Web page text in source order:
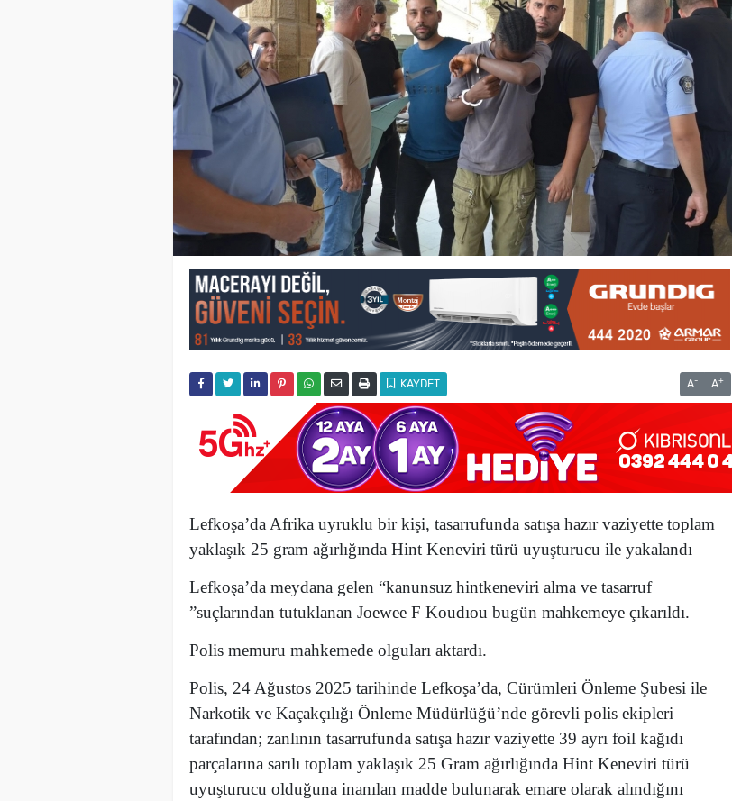
KAYDET A- A+
Lefkoşa’da Afrika uyruklu bir kişi, tasarrufunda satışa hazır vaziyette toplam
yaklaşık 25 gram ağırlığında Hint Keneviri türü uyuşturucu ile yakalandı
Lefkoşa’da meydana gelen “kanunsuz hintkeneviri alma ve tasarruf
”suçlarından tutuklanan Joewee F Koudıou bugün mahkemeye çıkarıldı.
Polis memuru mahkemede olguları aktardı.
Polis, 24 Ağustos 2025 tarihinde Lefkoşa’da, Cürümleri Önleme Şubesi ile
Narkotik ve Kaçakçılığı Önleme Müdürlüğü’nde görevli polis ekipleri
tarafından; zanlının tasarrufunda satışa hazır vaziyette 39 ayrı foil kağıdı
parçalarına sarılı toplam yaklaşık 25 Gram ağırlığında Hint Keneviri türü
uyuşturucu olduğuna inanılan madde bulunarak emare olarak alındığını